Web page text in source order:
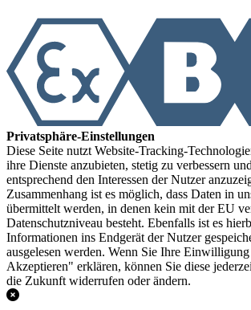
Privatsphäre-Einstellungen
Diese Seite nutzt Website-Tracking-
ihre Dienste anzubieten, stetig zu verbessern
entsprechend den Interessen der Nutzer
Zusammenhang ist es möglich, dass Daten in
übermittelt werden, in denen kein mit der EU
Datenschutzniveau besteht. Ebenfalls ist es
Informationen ins Endgerät der Nutzer
ausgelesen werden. Wenn Sie Ihre
Akzeptieren" erklären, können Sie diese
die Zukunft widerrufen oder ändern.